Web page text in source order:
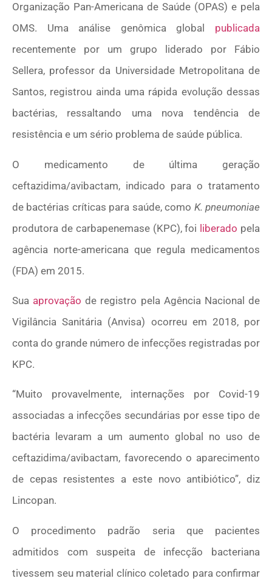
Organização Pan-Americana de Saúde (OPAS) e pela
OMS. Uma análise genômica global publicada
recentemente por um grupo liderado por Fábio
Sellera, professor da Universidade Metropolitana de
Santos, registrou ainda uma rápida evolução dessas
bactérias, ressaltando uma nova tendência de
resistência e um sério problema de saúde pública.
O medicamento de última geração
ceftazidima/avibactam, indicado para o tratamento
de bactérias críticas para saúde, como K. pneumoniae
produtora de carbapenemase (KPC), foi liberado pela
agência norte-americana que regula medicamentos
(FDA) em 2015.
Sua aprovação de registro pela Agência Nacional de
Vigilância Sanitária (Anvisa) ocorreu em 2018, por
conta do grande número de infecções registradas por
KPC.
“Muito provavelmente, internações por Covid-19
associadas a infecções secundárias por esse tipo de
bactéria levaram a um aumento global no uso de
ceftazidima/avibactam, favorecendo o aparecimento
de cepas resistentes a este novo antibiótico”, diz
Lincopan.
O procedimento padrão seria que pacientes
admitidos com suspeita de infecção bacteriana
tivessem seu material clínico coletado para confirmar